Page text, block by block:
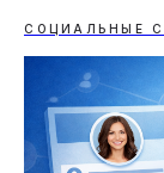
СОЦИАЛЬНЫЕ